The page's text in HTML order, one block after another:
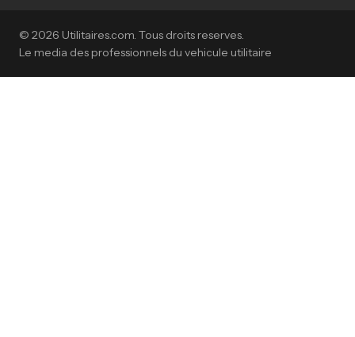
© 2026 Utilitaires.com. Tous droits reserves.
Le media des professionnels du vehicule utilitaire